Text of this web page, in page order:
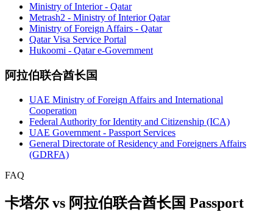
Ministry of Interior - Qatar
Metrash2 - Ministry of Interior Qatar
Ministry of Foreign Affairs - Qatar
Qatar Visa Service Portal
Hukoomi - Qatar e-Government
阿拉伯联合酋长国
UAE Ministry of Foreign Affairs and International
Cooperation
Federal Authority for Identity and Citizenship (ICA)
UAE Government - Passport Services
General Directorate of Residency and Foreigners Affairs
(GDRFA)
FAQ
卡塔尔 vs 阿拉伯联合酋长国 Passport